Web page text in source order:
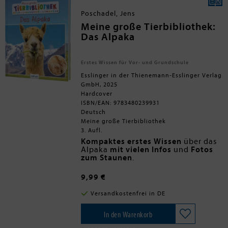
treffenden Texten schafft es Klara
Lange, der eigentlichen Information
genügend Platz einzuräumen und die
Bilder für sich sprechen zu lassen. Das
Buch bietet sich auch als Grundlage für
Selbstachtung an, ohne diese Themen
explizit anzusprechen.
Poschadel, Jens
Meine große Tierbibliothek:
Das Alpaka
Erstes Wissen für Vor- und Grundschule
Esslinger in der Thienemann-Esslinger Verlag
GmbH, 2025
Hardcover
ISBN/EAN: 9783480239931
Deutsch
Meine große Tierbibliothek
3. Aufl.
Kompaktes erstes Wissen über das
Alpaka mit vielen Infos und Fotos
zum Staunen.
denAnden Südamerikas,
aber schon seit vielen Jahren auch
bei uns gehalten. Bekannt sind sie
für ihrweiches Fell und ihre
sanftmütige Natur.Ja, spucken
können Alpakas auch - allerdings
tun sie das nur selten. Beliebt sind
ein kindgerechtes Sachbuch
Jahren
die bewährte Erstleserschrift ist
besonders gut zum gemeinsamen
Vorlesen und für Leseanfänger
9,99 €
Versandkostenfrei in DE
In den Warenkorb